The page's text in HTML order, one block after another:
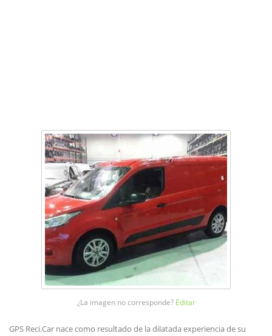
¿La imagen no corresponde? Editar
GPS Reci.Car nace como resultado de la dilatada experiencia de su